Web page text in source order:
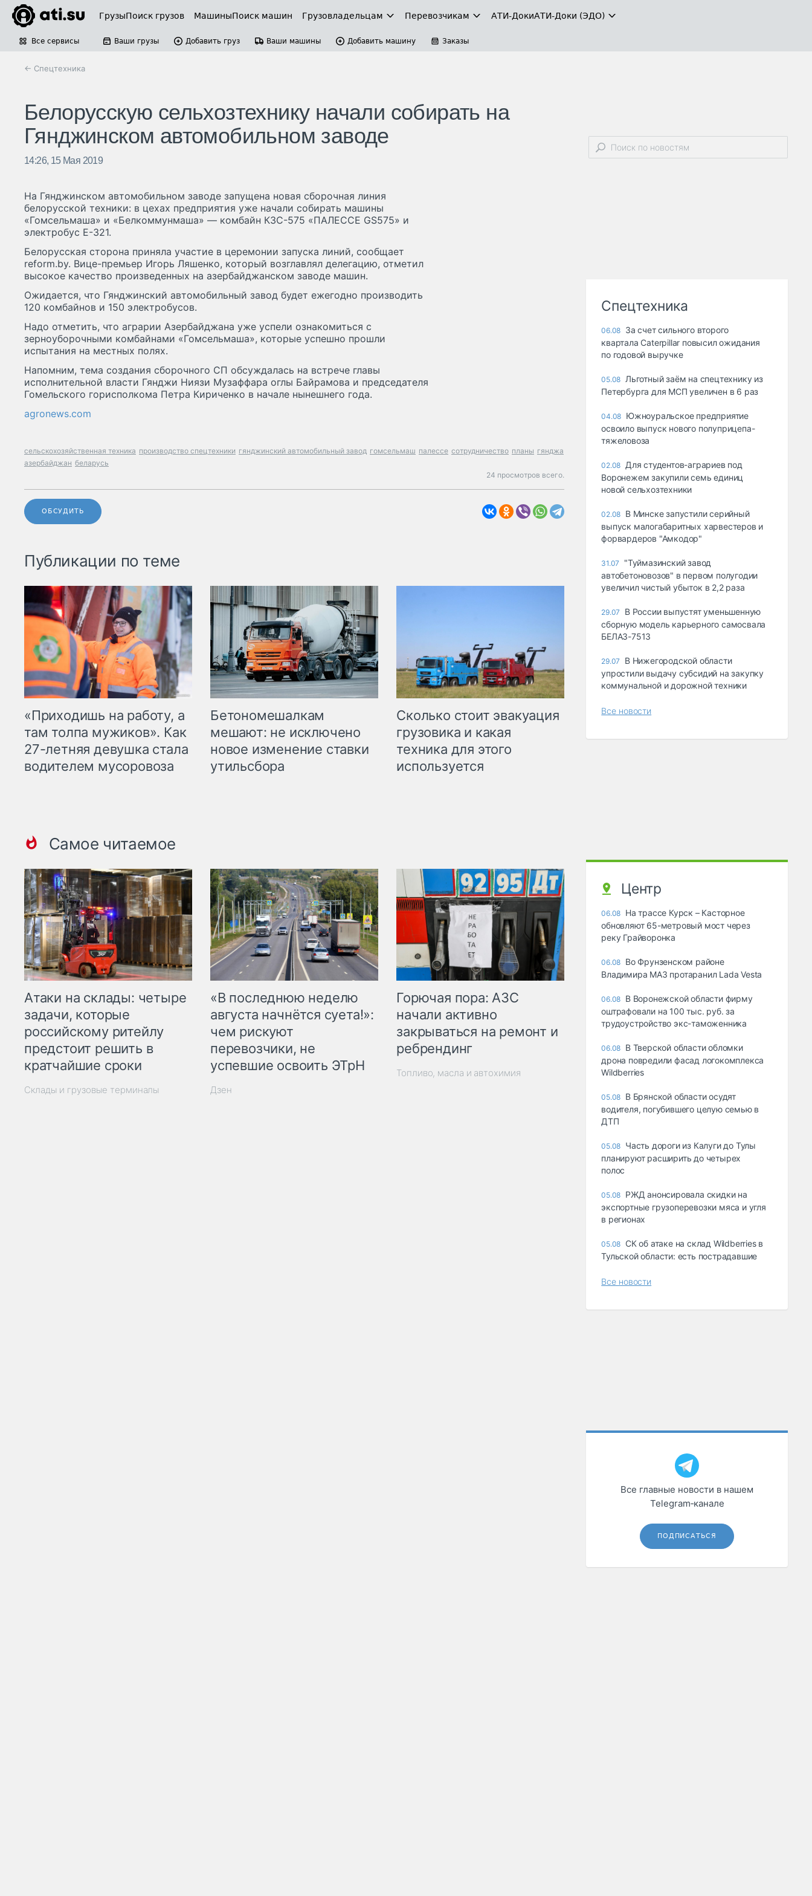
ГрузыПоиск грузов МашиныПоиск машин Грузовладельцам Перевозчикам АТИ-ДокиАТИ-Доки (ЭДО)
Все сервисы Ваши грузы Добавить груз Ваши машины Добавить машину Заказы
← Спецтехника
Белорусскую сельхозтехнику начали собирать на
Гянджинском автомобильном заводе
14:26, 15 Мая 2019
На Гянджинском автомобильном заводе запущена новая сборочная линия
белорусской техники: в цехах предприятия уже начали собирать машины
«Гомсельмаша» и «Белкоммунмаша» — комбайн КЗС-575 «ПАЛЕССЕ GS575» и
электробус E-321.
Белорусская сторона приняла участие в церемонии запуска линий, сообщает
reform.by. Вице-премьер Игорь Ляшенко, который возглавлял делегацию, отметил
высокое качество произведенных на азербайджанском заводе машин.
Ожидается, что Гянджинский автомобильный завод будет ежегодно производить
120 комбайнов и 150 электробусов.
Надо отметить, что аграрии Азербайджана уже успели ознакомиться с
зерноуборочными комбайнами «Гомсельмаша», которые успешно прошли
испытания на местных полях.
Напомним, тема создания сборочного СП обсуждалась на встрече главы
исполнительной власти Гянджи Ниязи Музаффара оглы Байрамова и председателя
Гомельского горисполкома Петра Кириченко в начале нынешнего года.
agronews.com
сельскохозяйственная техника производство спецтехники гянджинский автомобильный завод гомсельмаш палессе сотрудничество планы гянджа
азербайджан беларусь
24 просмотров всего.
ОБСУДИТЬ
Публикации по теме
«Приходишь на работу, а
там толпа мужиков». Как
27-летняя девушка стала
водителем мусоровоза
Бетономешалкам
мешают: не исключено
новое изменение ставки
утильсбора
Сколько стоит эвакуация
грузовика и какая
техника для этого
используется
Самое читаемое
Атаки на склады: четыре
задачи, которые
российскому ритейлу
предстоит решить в
кратчайшие сроки
Склады и грузовые терминалы
«В последнюю неделю
августа начнётся суета!»:
чем рискуют
перевозчики, не
успевшие освоить ЭТрН
Дзен
Горючая пора: АЗС
начали активно
закрываться на ремонт и
ребрендинг
Топливо, масла и автохимия
Спецтехника
06.08 За счет сильного второго
квартала Caterpillar повысил ожидания
по годовой выручке
05.08 Льготный заём на спецтехнику из
Петербурга для МСП увеличен в 6 раз
04.08 Южноуральское предприятие
освоило выпуск нового полуприцепа-
тяжеловоза
02.08 Для студентов-аграриев под
Воронежем закупили семь единиц
новой сельхозтехники
02.08 В Минске запустили серийный
выпуск малогабаритных харвестеров и
форвардеров "Амкодор"
31.07
"Туймазинский завод
автобетоновозов" в первом полугодии
увеличил чистый убыток в 2,2 раза
29.07
В России выпустят уменьшенную
сборную модель карьерного самосвала
БЕЛАЗ-7513
29.07
В Нижегородской области
упростили выдачу субсидий на закупку
коммунальной и дорожной техники
Все новости
Центр
06.08 На трассе Курск – Касторное
обновляют 65-метровый мост через
реку Грайворонка
06.08 Во Фрунзенском районе
Владимира МАЗ протаранил Lada Vesta
06.08 В Воронежской области фирму
оштрафовали на 100 тыс. руб. за
трудоустройство экс-таможенника
06.08 В Тверской области обломки
дрона повредили фасад логокомплекса
Wildberries
05.08 В Брянской области осудят
водителя, погубившего целую семью в
ДТП
05.08 Часть дороги из Калуги до Тулы
планируют расширить до четырех
полос
05.08 РЖД анонсировала скидки на
экспортные грузоперевозки мяса и угля
в регионах
05.08 СК об атаке на склад Wildberries в
Тульской области: есть пострадавшие
Все новости
Все главные новости в нашем
Telegram‑канале
ПОДПИСАТЬСЯ